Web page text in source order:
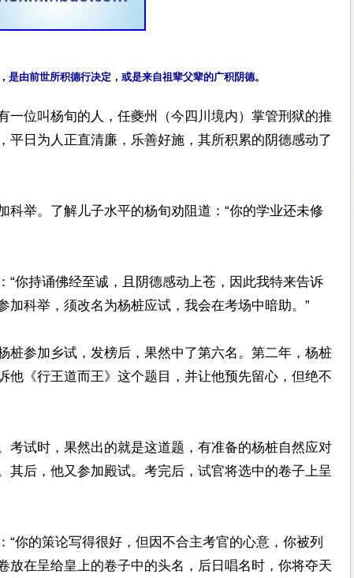
一位叫杨旬的人，任夔州（今四川境内）掌管刑狱的推
平日为人正直清廉，乐善好施，其所积累的阴德感动了
科举。了解儿子水平的杨旬劝阻道：“你的学业还未修
“你持诵佛经至诚，且阴德感动上苍，因此我特来告诉
加科举，须改名为杨桩应试，我会在考场中暗助。”
桩参加乡试，发榜后，果然中了第六名。第二年，杨桩
他《行王道而王》这个题目，并让他预先留心，但绝不
考试时，果然出的就是这道题，有准备的杨桩自然应对
其后，他又参加殿试。考完后，试官将选中的卷子上呈
“你的策论写得很好，但因不合主考官的心意，你被列
放在呈给皇上的卷子中的头名，后日唱名时，你将夺天